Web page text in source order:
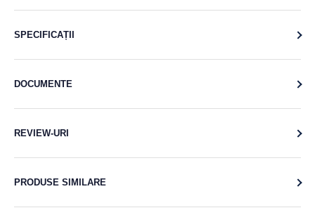
SPECIFICAȚII
DOCUMENTE
REVIEW-URI
PRODUSE SIMILARE